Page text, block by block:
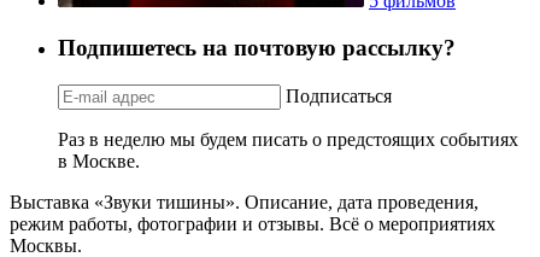
Подпишетесь на почтовую рассылку?
Подписаться
Раз в неделю мы будем писать о предстоящих событиях
в Москве.
Выставка «Звуки тишины». Описание, дата проведения,
режим работы, фотографии и отзывы. Всё о мероприятиях
Москвы.